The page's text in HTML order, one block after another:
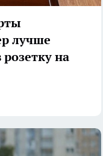
лучше
на